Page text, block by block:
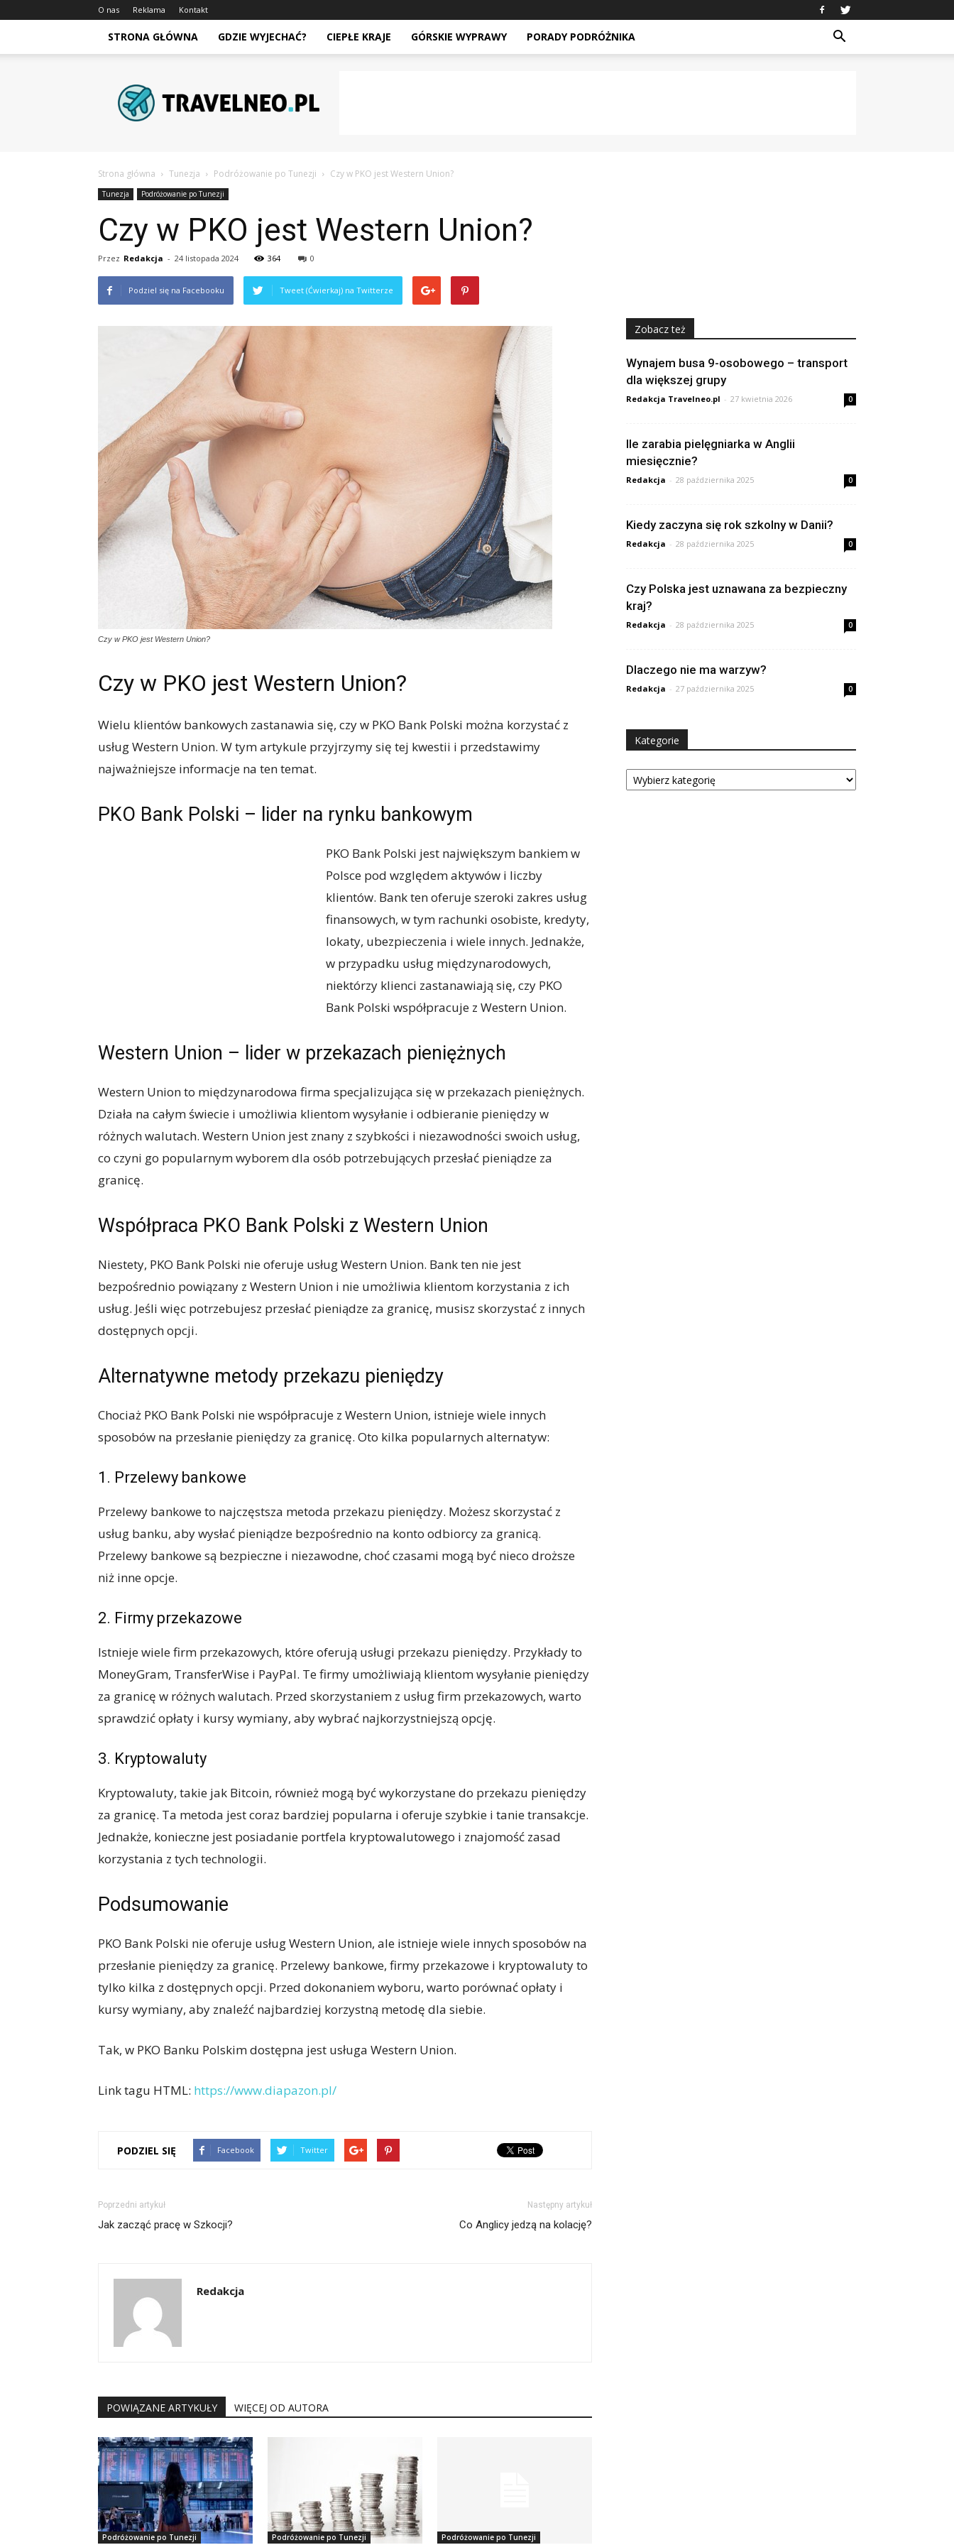
O nas Reklama Kontakt
STRONA GŁÓWNA GDZIE WYJECHAĆ? CIEPŁE KRAJE GÓRSKIE WYPRAWY PORADY PODRÓŻNIKA
Strona główna Tunezja Podróżowanie po Tunezji Czy w PKO jest Western Union?
Tunezja Podróżowanie po Tunezji
Czy w PKO jest Western Union?
Przez Redakcja - 24 listopada 2024 364 0
Podziel się na Facebooku Tweet (Ćwierkaj) na Twitterze
Czy w PKO jest Western Union?
Czy w PKO jest Western Union?
Wielu klientów bankowych zastanawia się, czy w PKO Bank Polski można korzystać z
usług Western Union. W tym artykule przyjrzymy się tej kwestii i przedstawimy
najważniejsze informacje na ten temat.
PKO Bank Polski – lider na rynku bankowym
PKO Bank Polski jest największym bankiem w
Polsce pod względem aktywów i liczby
klientów. Bank ten oferuje szeroki zakres usług
finansowych, w tym rachunki osobiste, kredyty,
lokaty, ubezpieczenia i wiele innych. Jednakże,
w przypadku usług międzynarodowych,
niektórzy klienci zastanawiają się, czy PKO
Bank Polski współpracuje z Western Union.
Western Union – lider w przekazach pieniężnych
Western Union to międzynarodowa firma specjalizująca się w przekazach pieniężnych.
Działa na całym świecie i umożliwia klientom wysyłanie i odbieranie pieniędzy w
różnych walutach. Western Union jest znany z szybkości i niezawodności swoich usług,
co czyni go popularnym wyborem dla osób potrzebujących przesłać pieniądze za
granicę.
Współpraca PKO Bank Polski z Western Union
Niestety, PKO Bank Polski nie oferuje usług Western Union. Bank ten nie jest
bezpośrednio powiązany z Western Union i nie umożliwia klientom korzystania z ich
usług. Jeśli więc potrzebujesz przesłać pieniądze za granicę, musisz skorzystać z innych
dostępnych opcji.
Alternatywne metody przekazu pieniędzy
Chociaż PKO Bank Polski nie współpracuje z Western Union, istnieje wiele innych
sposobów na przesłanie pieniędzy za granicę. Oto kilka popularnych alternatyw:
1. Przelewy bankowe
Przelewy bankowe to najczęstsza metoda przekazu pieniędzy. Możesz skorzystać z
usług banku, aby wysłać pieniądze bezpośrednio na konto odbiorcy za granicą.
Przelewy bankowe są bezpieczne i niezawodne, choć czasami mogą być nieco droższe
niż inne opcje.
2. Firmy przekazowe
Istnieje wiele firm przekazowych, które oferują usługi przekazu pieniędzy. Przykłady to
MoneyGram, TransferWise i PayPal. Te firmy umożliwiają klientom wysyłanie pieniędzy
za granicę w różnych walutach. Przed skorzystaniem z usług firm przekazowych, warto
sprawdzić opłaty i kursy wymiany, aby wybrać najkorzystniejszą opcję.
3. Kryptowaluty
Kryptowaluty, takie jak Bitcoin, również mogą być wykorzystane do przekazu pieniędzy
za granicę. Ta metoda jest coraz bardziej popularna i oferuje szybkie i tanie transakcje.
Jednakże, konieczne jest posiadanie portfela kryptowalutowego i znajomość zasad
korzystania z tych technologii.
Podsumowanie
PKO Bank Polski nie oferuje usług Western Union, ale istnieje wiele innych sposobów na
przesłanie pieniędzy za granicę. Przelewy bankowe, firmy przekazowe i kryptowaluty to
tylko kilka z dostępnych opcji. Przed dokonaniem wyboru, warto porównać opłaty i
kursy wymiany, aby znaleźć najbardziej korzystną metodę dla siebie.
Tak, w PKO Banku Polskim dostępna jest usługa Western Union.
Link tagu HTML: https://www.diapazon.pl/
PODZIEL SIĘ Facebook Twitter
Poprzedni artykuł
Jak zacząć pracę w Szkocji?
Następny artykuł
Co Anglicy jedzą na kolację?
Redakcja
POWIĄZANE ARTYKUŁY WIĘCEJ OD AUTORA
Podróżowanie po Tunezji Podróżowanie po Tunezji Podróżowanie po Tunezji
Zobacz też
Wynajem busa 9-osobowego – transport
dla większej grupy
Redakcja Travelneo.pl - 27 kwietnia 2026 0
Ile zarabia pielęgniarka w Anglii
miesięcznie?
Redakcja - 28 października 2025 0
Kiedy zaczyna się rok szkolny w Danii?
Redakcja - 28 października 2025 0
Czy Polska jest uznawana za bezpieczny
kraj?
Redakcja - 28 października 2025 0
Dlaczego nie ma warzyw?
Redakcja - 27 października 2025 0
Kategorie
Kategorie